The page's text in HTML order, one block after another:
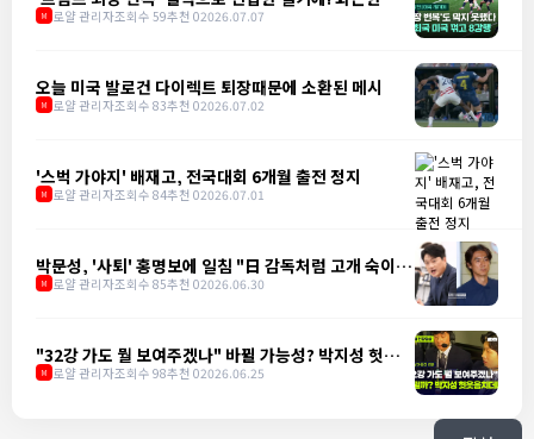
의구현
M 로얄 관리자조회수 59추천 02026.07.07
오늘 미국 발로건 다이렉트 퇴장때문에 소환된 메시
M 로얄 관리자조회수 83추천 02026.07.02
'스벅 가야지' 배재고, 전국대회 6개월 출전 정지
M 로얄 관리자조회수 84추천 02026.07.01
박문성, '사퇴' 홍명보에 일침 "日 감독처럼 고개 숙이는
게 어렵나"
M 로얄 관리자조회수 85추천 02026.06.30
"32강 가도 뭘 보여주겠나" 바뀔 가능성? 박지성 헛웃음
치더니
M 로얄 관리자조회수 98추천 02026.06.25